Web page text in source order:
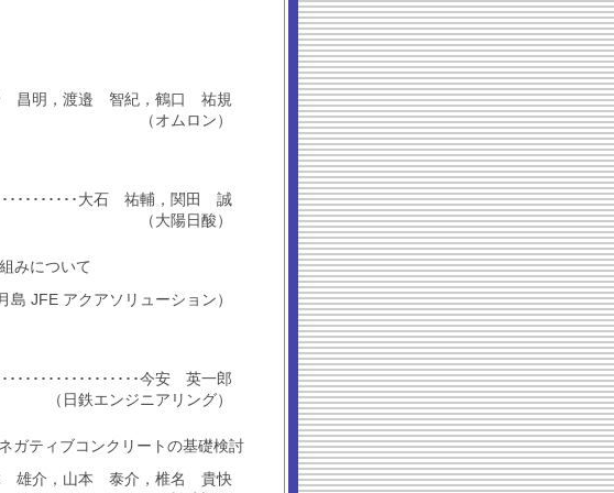
昌明，渡邉 智紀，鶴口 祐規
（オムロン）
･･････････大石 祐輔，関田 誠
（大陽日酸）
みについて
島 JFE アクアソリューション）
･･････････････････今安 英一郎
（日鉄エンジニアリング）
ガティブコンクリートの基礎検討
木 雄介，山本 泰介，椎名 貴快